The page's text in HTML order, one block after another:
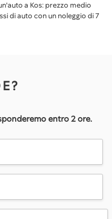
a Kos: prezzo medio
di auto con un noleggio di 7
entro 2 ore.